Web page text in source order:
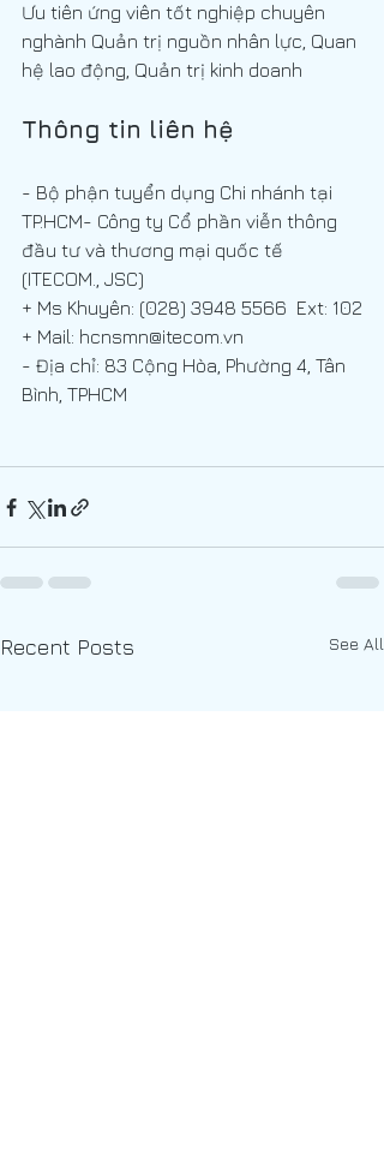
Ưu tiên ứng viên tốt nghiệp chuyên
nghành Quản trị nguồn nhân lực, Quan
hệ lao động, Quản trị kinh doanh
Thông tin liên hệ
- Bộ phận tuyển dụng Chi nhánh tại
TP.HCM- Công ty Cổ phần viễn thông
đầu tư và thương mại quốc tế
(ITECOM., JSC)
+ Ms Khuyên: (028) 3948 5566  Ext: 102
+ Mail: hcnsmn@itecom.vn
- Địa chỉ: 83 Cộng Hòa, Phường 4, Tân
Bình, TPHCM
Recent Posts See All